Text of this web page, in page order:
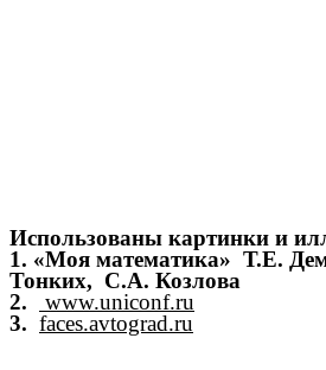
Использованы картинки и
1. «Моя математика» Т.Е.
Тонких, С.А. Козлова
2.
www.uniconf.ru
3. faces.avtograd.ru